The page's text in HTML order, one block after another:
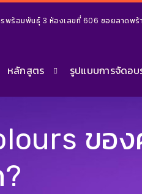
รพร้อมพันธุ์ 3 ห้องเลขที่ 606 ซอยลาดพ
หลักสูตร รูปแบบการจัดอบ
ขอ